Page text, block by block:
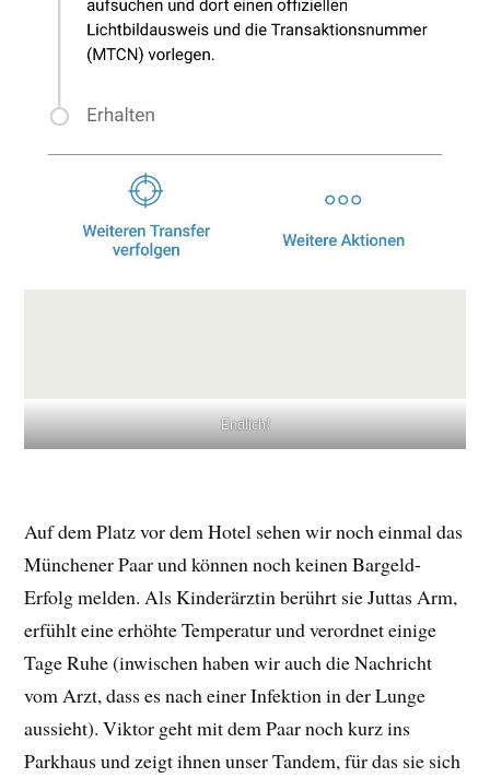
Endlich!
Auf dem Platz vor dem Hotel sehen wir noch einmal das
Münchener Paar und können noch keinen Bargeld-
Erfolg melden. Als Kinderärztin berührt sie Juttas Arm,
erfühlt eine erhöhte Temperatur und verordnet einige
Tage Ruhe (inwischen haben wir auch die Nachricht
vom Arzt, dass es nach einer Infektion in der Lunge
aussieht). Viktor geht mit dem Paar noch kurz ins
Parkhaus und zeigt ihnen unser Tandem, für das sie sich